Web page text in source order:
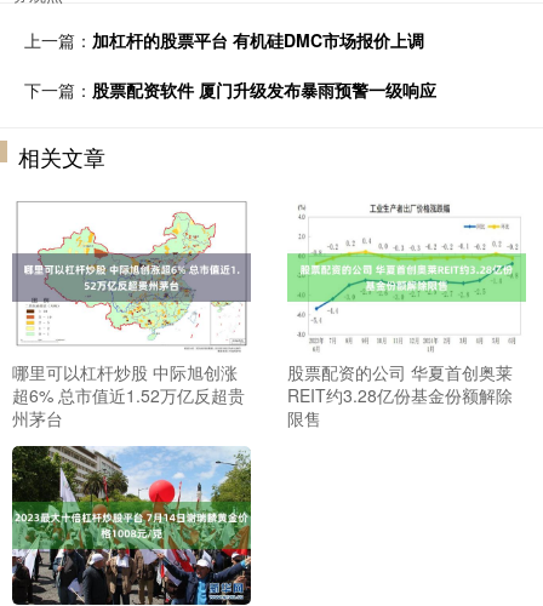
上一篇： 加杠杆的股票平台 有机硅DMC市场报价上调
下一篇： 股票配资软件 厦门升级发布暴雨预警一级响应
相关文章
哪里可以杠杆炒股 中际旭创涨
超6% 总市值近1.52万亿反超贵
州茅台
股票配资的公司 华夏首创奥莱
REIT约3.28亿份基金份额解除
限售